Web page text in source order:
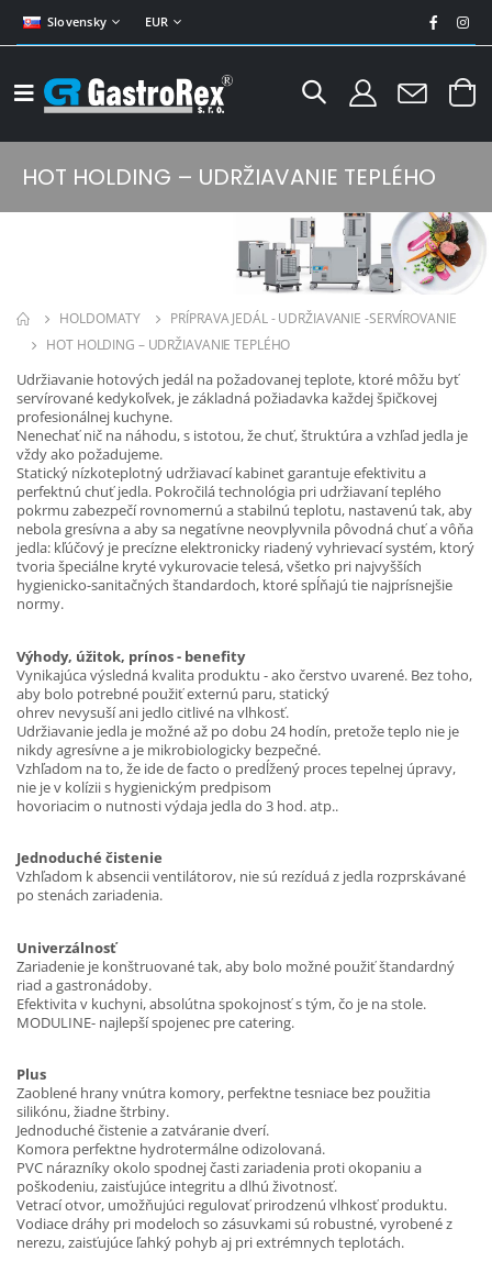
Slovensky EUR
HOT HOLDING – UDRŽIAVANIE TEPLÉHO
HOLDOMATY
PRÍPRAVA JEDÁL - UDRŽIAVANIE -SERVÍROVANIE
HOT HOLDING – UDRŽIAVANIE TEPLÉHO
Udržiavanie hotových jedál na požadovanej teplote, ktoré môžu byť
servírované kedykoľvek, je základná požiadavka každej špičkovej
profesionálnej kuchyne.
Nenechať nič na náhodu, s istotou, že chuť, štruktúra a vzhľad jedla je
vždy ako požadujeme.
Statický nízkoteplotný udržiavací kabinet garantuje efektivitu a
perfektnú chuť jedla. Pokročilá technológia pri udržiavaní teplého
pokrmu zabezpečí rovnomernú a stabilnú teplotu, nastavenú tak, aby
nebola gresívna a aby sa negatívne neovplyvnila pôvodná chuť a vôňa
jedla: kľúčový je precízne elektronicky riadený vyhrievací systém, ktorý
tvoria špeciálne kryté vykurovacie telesá, všetko pri najvyšších
hygienicko-sanitačných štandardoch, ktoré spĺňajú tie najprísnejšie
normy.
Výhody, úžitok, prínos - benefity
Vynikajúca výsledná kvalita produktu - ako čerstvo uvarené. Bez toho,
aby bolo potrebné použiť externú paru, statický
ohrev nevysuší ani jedlo citlivé na vlhkosť.
Udržiavanie jedla je možné až po dobu 24 hodín, pretože teplo nie je
nikdy agresívne a je mikrobiologicky bezpečné.
Vzhľadom na to, že ide de facto o predĺžený proces tepelnej úpravy,
nie je v kolízii s hygienickým predpisom
hovoriacim o nutnosti výdaja jedla do 3 hod. atp..
Jednoduché čistenie
Vzhľadom k absencii ventilátorov, nie sú rezíduá z jedla rozprskávané
po stenách zariadenia.
Univerzálnosť
Zariadenie je konštruované tak, aby bolo možné použiť štandardný
riad a gastronádoby.
Efektivita v kuchyni, absolútna spokojnosť s tým, čo je na stole.
MODULINE- najlepší spojenec pre catering.
Plus
Zaoblené hrany vnútra komory, perfektne tesniace bez použitia
silikónu, žiadne štrbiny.
Jednoduché čistenie a zatváranie dverí.
Komora perfektne hydrotermálne odizolovaná.
PVC nárazníky okolo spodnej časti zariadenia proti okopaniu a
poškodeniu, zaisťujúce integritu a dlhú životnosť.
Vetrací otvor, umožňujúci regulovať prirodzenú vlhkosť produktu.
Vodiace dráhy pri modeloch so zásuvkami sú robustné, vyrobené z
nerezu, zaisťujúce ľahký pohyb aj pri extrémnych teplotách.